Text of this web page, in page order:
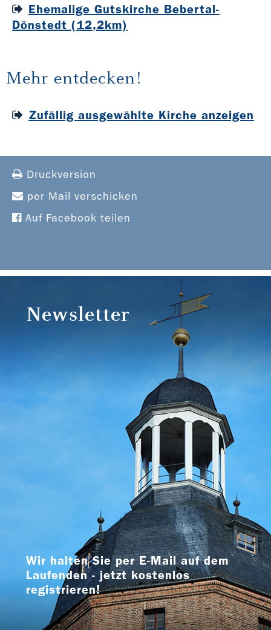
Ehemalige Gutskirche Bebertal-
Dönstedt (12,2km)
Mehr entdecken!
Zufällig ausgewählte Kirche anzeigen
Druckversion
per Mail verschicken
Auf Facebook teilen
Newsletter
Wir halten Sie per E-Mail auf dem
Laufenden - jetzt kostenlos
registrieren!